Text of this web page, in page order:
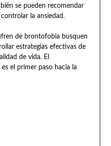
se pueden recomendar
la ansiedad.
de brontofobia busquen
estrategias efectivas de
de vida. El
el primer paso hacia la